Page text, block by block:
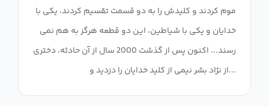
موم کردند و کلیدش را به دو قسمت تقسیم کردند، یکی با
خدایان و یکی با شیاطین، این دو قطعه هرگز به هم نمی
رسند... اکنون پس از گذشت 2000 سال از آن حادثه، دختری
از نژاد بشر نیمی از کلید خدایان را دزدید و...